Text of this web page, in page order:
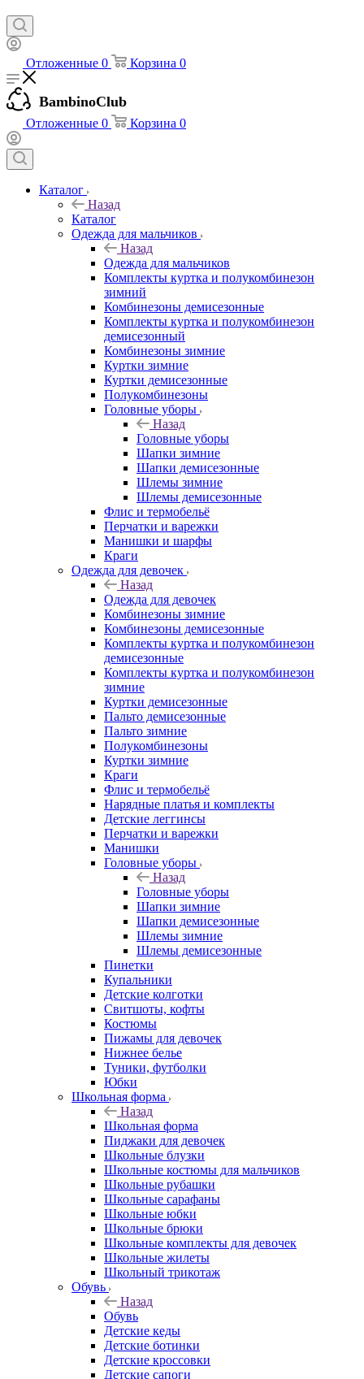
Отложенные 0 Корзина 0
BambinoClub
Отложенные 0 Корзина 0
Каталог
Назад
Каталог
Одежда для мальчиков
Назад
Одежда для мальчиков
Комплекты куртка и полукомбинезон
зимний
Комбинезоны демисезонные
Комплекты куртка и полукомбинезон
демисезонный
Комбинезоны зимние
Куртки зимние
Куртки демисезонные
Полукомбинезоны
Головные уборы
Назад
Головные уборы
Шапки зимние
Шапки демисезонные
Шлемы зимние
Шлемы демисезонные
Флис и термобельё
Перчатки и варежки
Манишки и шарфы
Краги
Одежда для девочек
Назад
Одежда для девочек
Комбинезоны зимние
Комбинезоны демисезонные
Комплекты куртка и полукомбинезон
демисезонные
Комплекты куртка и полукомбинезон
зимние
Куртки демисезонные
Пальто демисезонные
Пальто зимние
Полукомбинезоны
Куртки зимние
Краги
Флис и термобельё
Нарядные платья и комплекты
Детские леггинсы
Перчатки и варежки
Манишки
Головные уборы
Назад
Головные уборы
Шапки зимние
Шапки демисезонные
Шлемы зимние
Шлемы демисезонные
Пинетки
Купальники
Детские колготки
Свитшоты, кофты
Костюмы
Пижамы для девочек
Нижнее белье
Туники, футболки
Юбки
Школьная форма
Назад
Школьная форма
Пиджаки для девочек
Школьные блузки
Школьные костюмы для мальчиков
Школьные рубашки
Школьные сарафаны
Школьные юбки
Школьные брюки
Школьные комплекты для девочек
Школьные жилеты
Школьный трикотаж
Обувь
Назад
Обувь
Детские кеды
Детские ботинки
Детские кроссовки
Детские сапоги